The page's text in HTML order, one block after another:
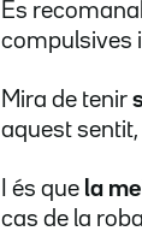
És
compulsives
Mira de tenir
aquest sentit,
I és que la
cas de la